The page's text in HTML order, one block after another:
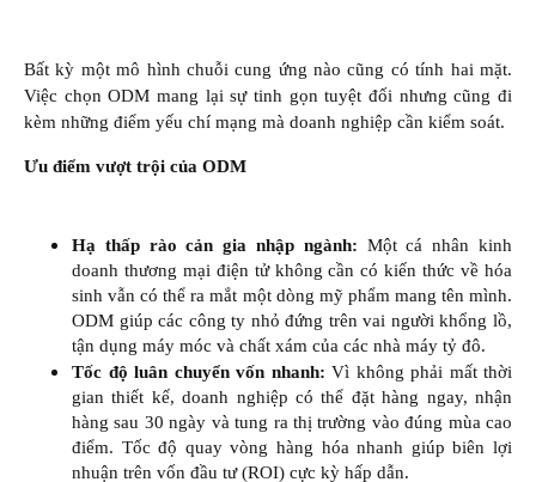
Bất kỳ một mô hình chuỗi cung ứng nào cũng có tính hai mặt.
Việc chọn ODM mang lại sự tinh gọn tuyệt đối nhưng cũng đi
kèm những điểm yếu chí mạng mà doanh nghiệp cần kiểm soát.
Ưu điểm vượt trội của ODM
Hạ thấp rào cản gia nhập ngành: Một cá nhân kinh
doanh thương mại điện tử không cần có kiến thức về hóa
sinh vẫn có thể ra mắt một dòng mỹ phẩm mang tên mình.
ODM giúp các công ty nhỏ đứng trên vai người khổng lồ,
tận dụng máy móc và chất xám của các nhà máy tỷ đô.​
Tốc độ luân chuyển vốn nhanh: Vì không phải mất thời
gian thiết kế, doanh nghiệp có thể đặt hàng ngay, nhận
hàng sau 30 ngày và tung ra thị trường vào đúng mùa cao
điểm. Tốc độ quay vòng hàng hóa nhanh giúp biên lợi
nhuận trên vốn đầu tư (ROI) cực kỳ hấp dẫn.​